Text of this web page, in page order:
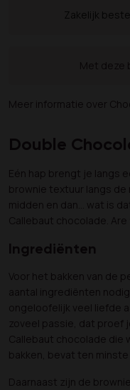
Zakelijk
Meer informatie over
Double
Eén hap brengt je langs
brownie textuur langs de
midden en dan… wat is
Callebaut chocolade. Are
Ingrediënten
Voor het bakken van de
aantal ingrediënten
ongeloofelijk veel liefde
zoveel passie, dat proef
Callebaut chocolade die
bakken, bevat ten
Daarnaast zijn de